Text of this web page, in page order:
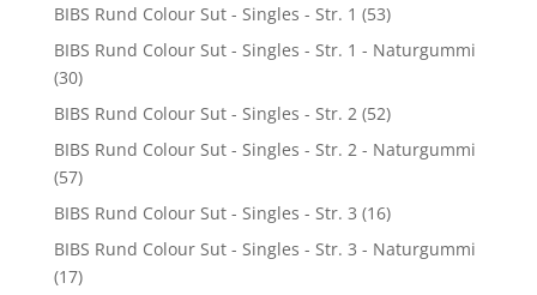
BIBS Rund Colour Sut - Singles - Str. 1 (53)
BIBS Rund Colour Sut - Singles - Str. 1 - Naturgummi
(30)
BIBS Rund Colour Sut - Singles - Str. 2 (52)
BIBS Rund Colour Sut - Singles - Str. 2 - Naturgummi
(57)
BIBS Rund Colour Sut - Singles - Str. 3 (16)
BIBS Rund Colour Sut - Singles - Str. 3 - Naturgummi
(17)